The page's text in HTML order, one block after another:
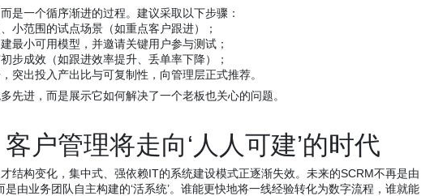
是一个循序渐进的过程。建议采取以下步骤：
小范围的试点场景（如重点客户跟进）；
最小可用模型，并邀请关键用户参与测试；
步成效（如跟进效率提升、丢单率下降）；
突出投入产出比与可复制性，向管理层正式推荐。
先进，而是展示它如何解决了一个老板也关心的问题。
户管理将走向‘人人可建’的时代
结构变化，集中式、强依赖IT的系统建设模式正逐渐失效。未来的SCRM不再是由
是由业务团队自主构建的‘活系统’。谁能更快地将一线经验转化为数字流程，谁就能